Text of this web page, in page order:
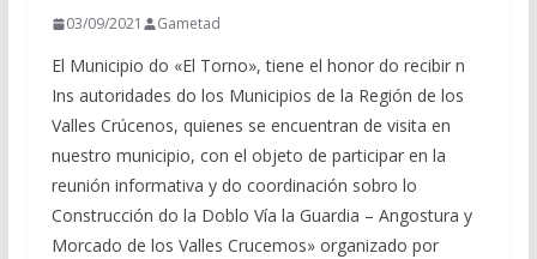
03/09/2021 Gametad
El Municipio do «El Torno», tiene el honor do recibir n
Ins autoridades do los Municipios de la Región de los
Valles Crúcenos, quienes se encuentran de visita en
nuestro municipio, con el objeto de participar en la
reunión informativa y do coordinación sobro lo
Construcción do la Doblo Vía la Guardia – Angostura y
Morcado de los Valles Crucemos» organizado por